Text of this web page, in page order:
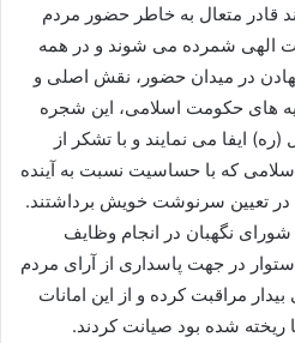
قادر متعال به خاطر حضور مردم
الهی شمرده می شوند و در همه
در میدان حضور، نقش اصلی و
های حکومت اسلامی، این شجره
ایفا می نمایند و با تشکر از
که با حساسیت نسبت به آینده
تعیین سرنوشت خویش برداشتند.
نگهبان در انجام وظایف
در جهت پاسداری از آرای مردم
مراقبت کرده و از این امانات
ریخته شده بود صیانت کردند.